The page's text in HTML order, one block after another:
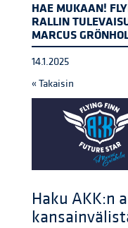
HAE MUKAAN!
RALLIN
MARCUS
14.1.2025
« Takaisin
Haku AKK:n